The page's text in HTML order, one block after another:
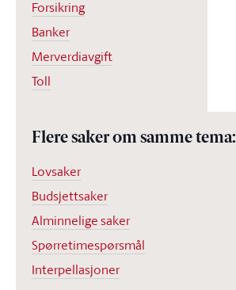
Forsikring
Banker
Merverdiavgift
Toll
Flere saker om samme tema:
Lovsaker
Budsjettsaker
Alminnelige saker
Spørretimespørsmål
Interpellasjoner